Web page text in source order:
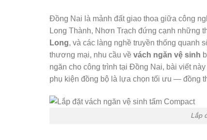
Đồng Nai là mảnh đất giao thoa giữa công
Long Thành, Nhơn Trạch đứng cạnh những
Long, và các làng nghề truyền thống quanh
thương mại, nhu cầu về vách ngăn vệ sinh
ngăn cho công trình tại Đồng Nai, bài viết
phụ kiện đồng bộ là lựa chọn tối ưu — đồng
Lắp